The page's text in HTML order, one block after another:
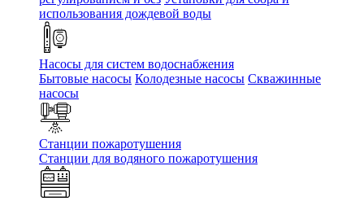
использования дождевой воды
Насосы для систем водоснабжения
Бытовые насосы Колодезные насосы Скважинные
насосы
Станции пожаротушения
Станции для водяного пожаротушения